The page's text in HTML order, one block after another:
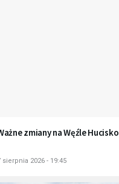
zmiany na Węźle Hucisko
sierpnia 2026 - 19:45